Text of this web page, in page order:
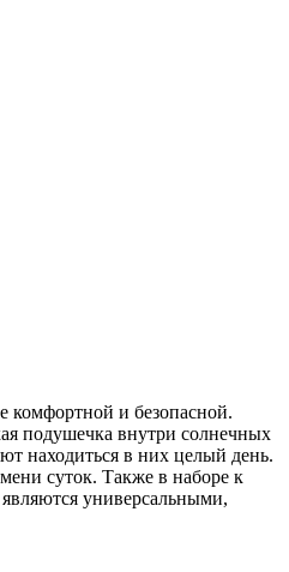
комфортной и безопасной.
подушечка внутри солнечных
находиться в них целый день.
суток. Также в наборе к
универсальными,